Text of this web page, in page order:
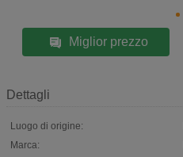
Miglior prezzo
Dettagli
Luogo di origine:
Marca: